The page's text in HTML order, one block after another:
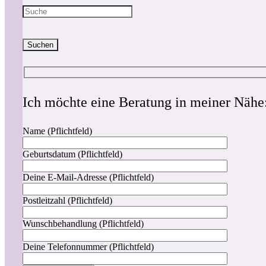
Suchen
Ich möchte eine Beratung in meiner
Name (Pflichtfeld)
Geburtsdatum (Pflichtfeld)
Deine E-Mail-Adresse (Pflichtfeld)
Postleitzahl (Pflichtfeld)
Wunschbehandlung (Pflichtfeld)
Deine Telefonnummer (Pflichtfeld)